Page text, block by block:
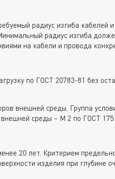
радиус изгиба кабелей
радиус изгиба
на кабели и провода
по ГОСТ 20783-81 без
внешней среды. Группа
внешней среды – М 2 по ГОСТ
20 лет. Критерием
изделия при глубине